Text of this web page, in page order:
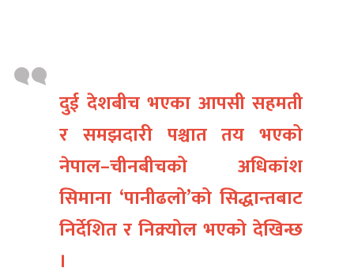
दुई देशबीच भएका आपसी सहमती
र समझदारी पश्चात तय भएको
नेपाल–चीनबीचको अधिकांश
सिमाना ‘पानीढलो’को सिद्धान्तबाट
निर्देशित र निक्र्योल भएको देखिन्छ
।